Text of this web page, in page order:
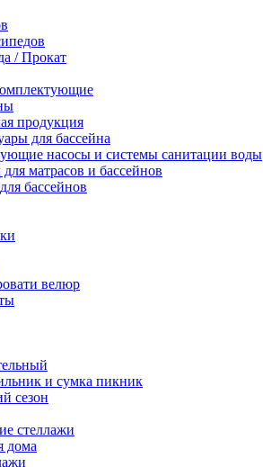
/ Прокат
продукция
для бассейна
насосы и системы санитации воды
матрасов и бассейнов
бассейнов
велюр
и сумка пикник
сезон
стеллажи
дома